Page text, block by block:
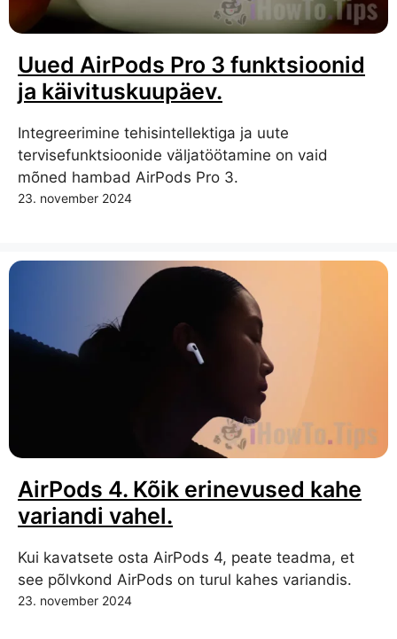
Uued AirPods Pro 3 funktsioonid
ja käivituskuupäev.
Integreerimine tehisintellektiga ja uute
tervisefunktsioonide väljatöötamine on vaid
mõned hambad AirPods Pro 3.
23. november 2024
AirPods 4. Kõik erinevused kahe
variandi vahel.
Kui kavatsete osta AirPods 4, peate teadma, et
see põlvkond AirPods on turul kahes variandis.
23. november 2024